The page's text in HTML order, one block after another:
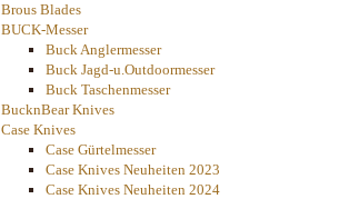
Brous Blades
BUCK-Messer
Buck Anglermesser
Buck Jagd-u.Outdoormesser
Buck Taschenmesser
BucknBear Knives
Case Knives
Case Gürtelmesser
Case Knives Neuheiten 2023
Case Knives Neuheiten 2024